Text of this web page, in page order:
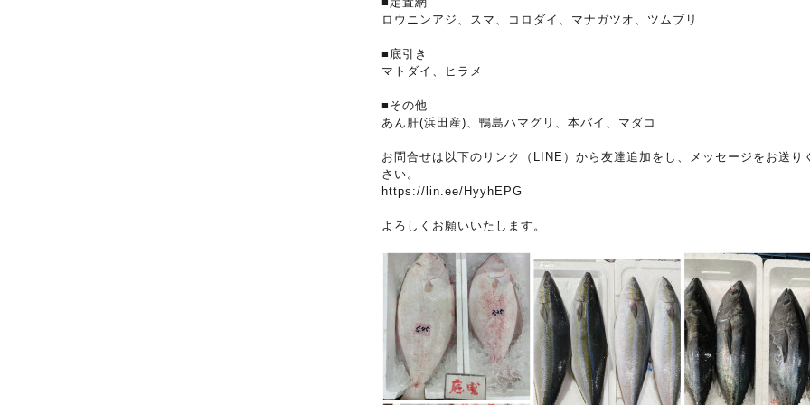
ロウニンアジ、スマ、コロダイ、マナガツオ、ツムブリ
■底引き
マトダイ、ヒラメ
■その他
あん肝(浜田産)、鴨島ハマグリ、本バイ、マダコ
お問合せは以下のリンク（LINE）から友達追加をし、メッセージをお送り
さい。
https://lin.ee/HyyhEPG
よろしくお願いいたします。